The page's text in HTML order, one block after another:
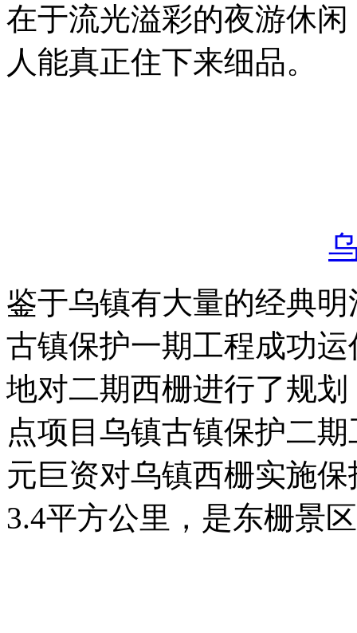
在于流光溢彩的夜游休
人能真正住下来细品。
鉴于乌镇有大量的经典
古镇保护一期工程成功
地对二期西栅进行了规
点项目乌镇古镇保护二
元巨资对乌镇西栅实施
3.4平方公里，是东栅景